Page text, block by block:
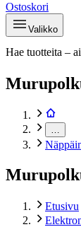
Ostoskori
Valikko
Hae tuotteita –
Etusivu